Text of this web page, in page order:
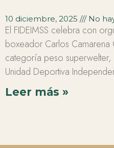
10 diciembre, 2025 No
El FIDEIMSS celebra con
boxeador Carlos
categoría peso superwelter,
Unidad Deportiva
Leer más »